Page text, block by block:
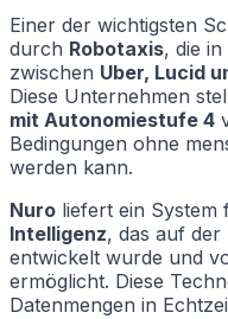
Einer der wichtigsten
durch Robotaxis, die
zwischen Uber, Lucid
Diese Unternehmen
mit Autonomiestufe 4
Bedingungen ohne
werden kann.
Nuro liefert ein System
Intelligenz, das auf der
entwickelt wurde und
ermöglicht. Diese
Datenmengen in